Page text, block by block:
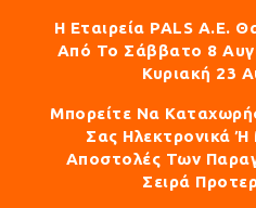
Η Εταιρεία PALS Α.Ε.
Από Το Σάββατο 8
Κυριακή 23
Μπορείτε Να
Σας Ηλεκτρονικά
Αποστολές Των
Σειρά